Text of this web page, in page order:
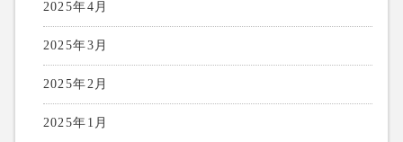
2025年4月
2025年3月
2025年2月
2025年1月